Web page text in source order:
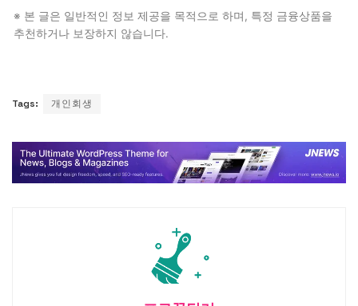
발생시키지 않으면서 변제금을 조정할 수 있습니다. 그
외에 지자체 긴급복지지원, 신용회복위원회 소액
※ 본 글은 일반적인 정보 제공을 목적으로 하며, 특정 금융상품을
추천하거나 보장하지 않습니다.
Tags: 개인회생